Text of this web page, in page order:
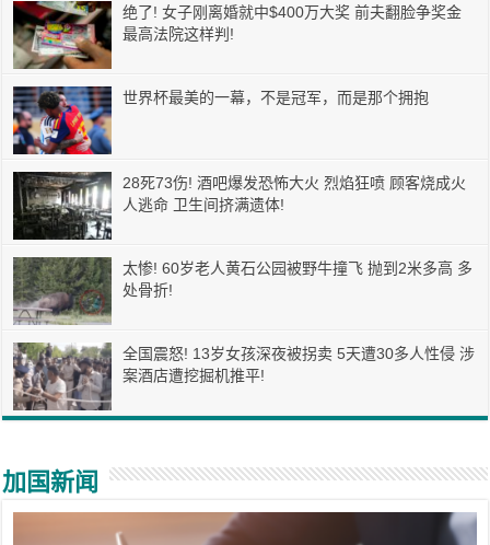
绝了! 女子刚离婚就中$400万大奖 前夫翻脸争奖金
最高法院这样判!
世界杯最美的一幕，不是冠军，而是那个拥抱
28死73伤! 酒吧爆发恐怖大火 烈焰狂喷 顾客烧成火
人逃命 卫生间挤满遗体!
太惨! 60岁老人黄石公园被野牛撞飞 抛到2米多高 多
处骨折!
全国震怒! 13岁女孩深夜被拐卖 5天遭30多人性侵 涉
案酒店遭挖掘机推平!
加国新闻